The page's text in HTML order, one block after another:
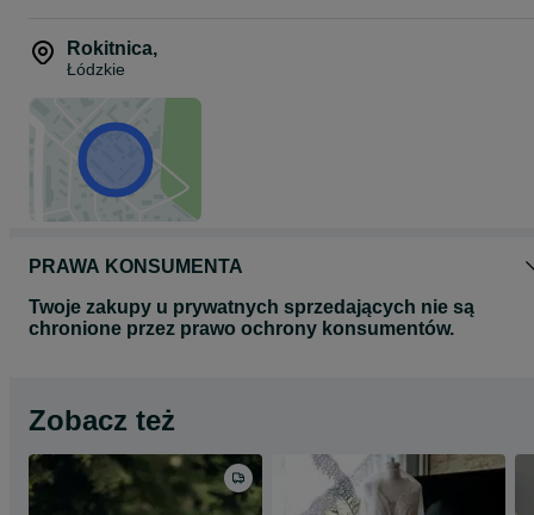
Rokitnica,
Łódzkie
PRAWA KONSUMENTA
Twoje zakupy u prywatnych sprzedających nie są
chronione przez prawo ochrony konsumentów.
Zobacz też